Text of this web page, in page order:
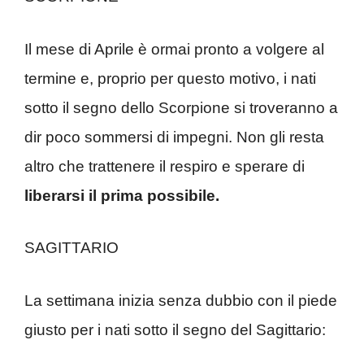
Il mese di Aprile è ormai pronto a volgere al
termine e, proprio per questo motivo, i nati
sotto il segno dello Scorpione si troveranno a
dir poco sommersi di impegni. Non gli resta
altro che trattenere il respiro e sperare di
liberarsi il prima possibile.
SAGITTARIO
La settimana inizia senza dubbio con il piede
giusto per i nati sotto il segno del Sagittario: